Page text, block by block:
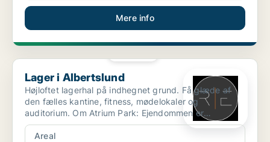
Mere info
Lager i Albertslund
Lager i Albertslund
Højloftet lagerhal på indhegnet grund. Få glæde af
den fælles kantine, fitness, mødelokaler og
auditorium. Om Atrium Park: Ejendommen er
erhvervet af Udl...
Areal